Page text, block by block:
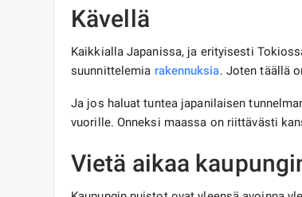
Kävellä
Kaikkialla Japanissa, ja erityisesti
suunnittelemia rakennuksia. Joten täällä
Ja jos haluat tuntea japanilaisen
vuorille. Onneksi maassa on riittävästi
Vietä aikaa